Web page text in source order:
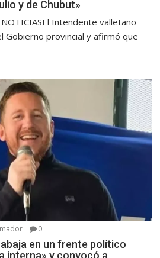
y de Chubut»
NOTICIASEl Intendente valletano
Gobierno provincial y afirmó que
0
en un frente político
interna» y convocó a